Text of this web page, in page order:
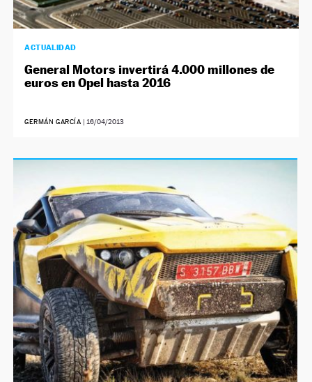
ACTUALIDAD
General Motors invertirá 4.000 millones de
euros en Opel hasta 2016
GERMÁN GARCÍA | 16/04/2013